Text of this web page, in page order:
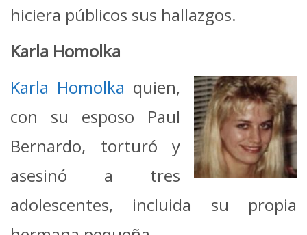
hiciera públicos sus hallazgos.
Karla Homolka
Karla Homolka quien,
con su esposo Paul
Bernardo, torturó y
asesinó a tres
adolescentes, incluida su propia